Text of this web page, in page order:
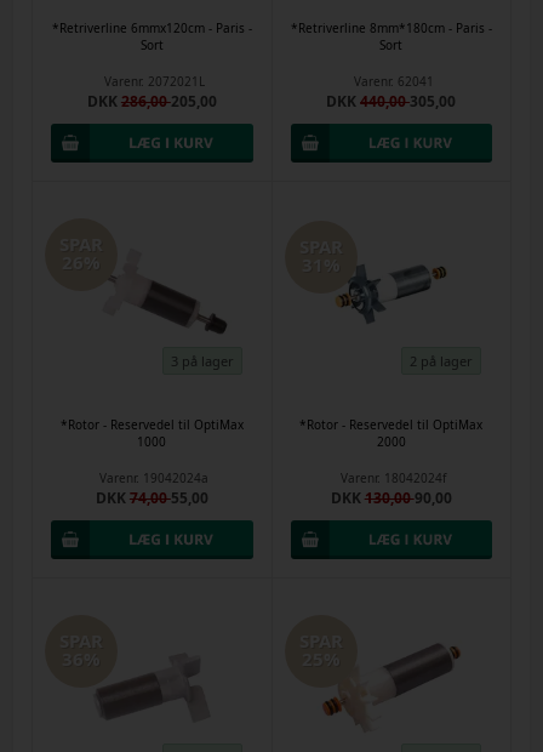
*Retriverline 6mmx120cm - Paris -
Sort
Varenr. 2072021L
DKK286,00205,00
*Retriverline 8mm*180cm - Paris -
Sort
Varenr. 62041
DKK440,00305,00
3 på lager
*Rotor - Reservedel til OptiMax
1000
Varenr. 19042024a
DKK74,0055,00
2 på lager
*Rotor - Reservedel til OptiMax
2000
Varenr. 18042024f
DKK130,0090,00